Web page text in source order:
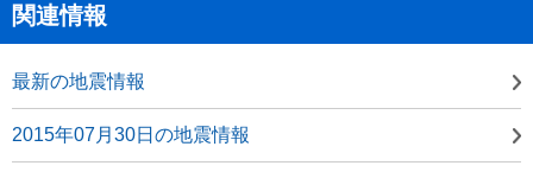
関連情報
最新の地震情報
2015年07月30日の地震情報